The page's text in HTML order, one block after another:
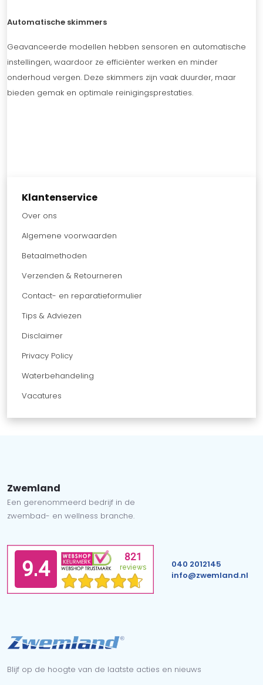
Klantenservice
Over ons
Algemene voorwaarden
Betaalmethoden
Verzenden & Retourneren
Contact- en reparatieformulier
Tips & Adviezen
Disclaimer
Privacy Policy
Waterbehandeling
Vacatures
Automatische skimmers
Geavanceerde modellen hebben sensoren en automatische
instellingen, waardoor ze efficiënter werken en minder
onderhoud vergen. Deze skimmers zijn vaak duurder, maar
bieden gemak en optimale reinigingsprestaties.
Zwemland
Een gerenommeerd bedrijf in de
zwembad- en wellness branche.
040 2012145
info@zwemland.nl
Blijf op de hoogte van de laatste acties en nieuws